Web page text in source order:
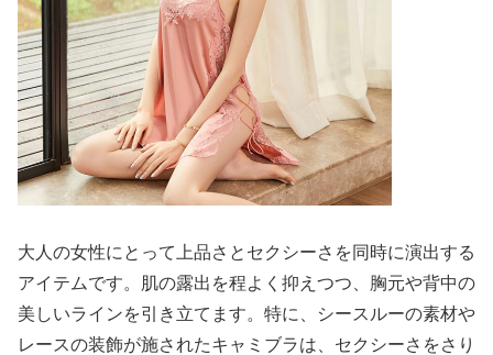
大人の女性にとって上品さとセクシーさを同時に演出する
アイテムです。肌の露出を程よく抑えつつ、胸元や背中の
美しいラインを引き立てます。特に、シースルーの素材や
レースの装飾が施されたキャミブラは、セクシーさをさり